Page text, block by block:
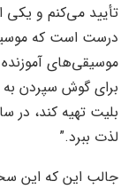
تأیید می‌کنم و یکی
درست است که
موسیقی‌های
برای گوش سپردن به
بلیت تهیه کند، در
لذت ببرد.”
جالب این که این